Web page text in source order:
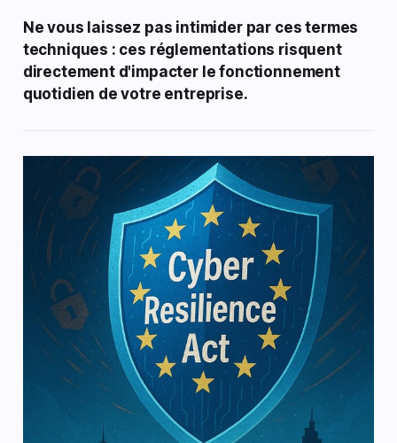
Ne vous laissez pas intimider par ces termes
techniques : ces réglementations risquent
directement d'impacter le fonctionnement
quotidien de votre entreprise.